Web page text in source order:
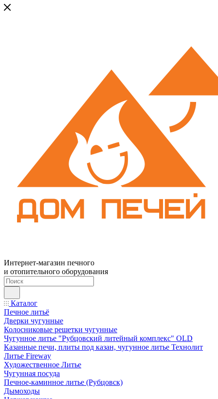
Интернет-магазин печного
и отопительного оборудования
Каталог
Печное литьё
Дверки чугунные
Колосниковые решетки чугунные
Чугунное литье "Рубцовский литейный комплекс" OLD
Казанные печи, плиты под казан, чугунное литье Технолит
Литье Fireway
Художественное Литье
Чугунная посуда
Печное-каминное литье (Рубцовск)
Дымоходы